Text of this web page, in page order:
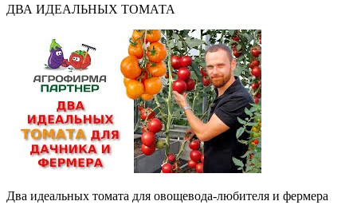
ДВА ИДЕАЛЬНЫХ ТОМАТА
Два идеальных томата для овощевода-любителя и фермера